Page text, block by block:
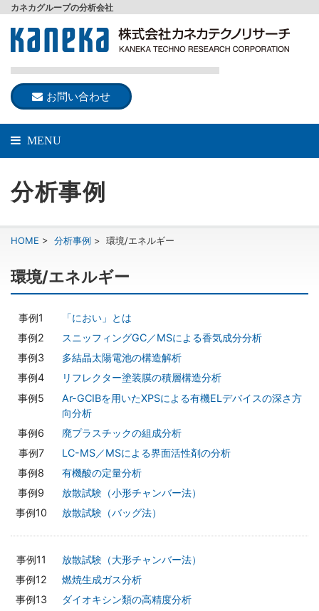
カネカグループの分析会社
お問い合わせ
MENU
分析事例
HOME > 分析事例 > 環境/エネルギー
環境/エネルギー
「におい」とは
スニッフィングGC／MSによる香気成分分析
多結晶太陽電池の構造解析
リフレクター塗装膜の積層構造分析
Ar-GCIBを用いたXPSによる有機ELデバイスの深さ方
向分析
廃プラスチックの組成分析
LC-MS／MSによる界面活性剤の分析
有機酸の定量分析
放散試験（小形チャンバー法）
放散試験（バッグ法）
放散試験（大形チャンバー法）
燃焼生成ガス分析
ダイオキシン類の高精度分析